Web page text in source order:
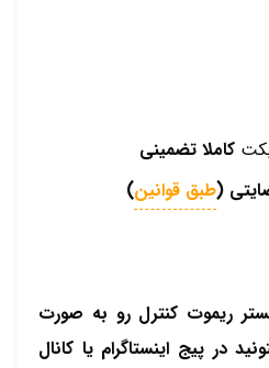
کاملا تضمینی
(طبق قوانین)
ریموت کنترل رو به صورت
در پیج اینستاگرام یا کانال